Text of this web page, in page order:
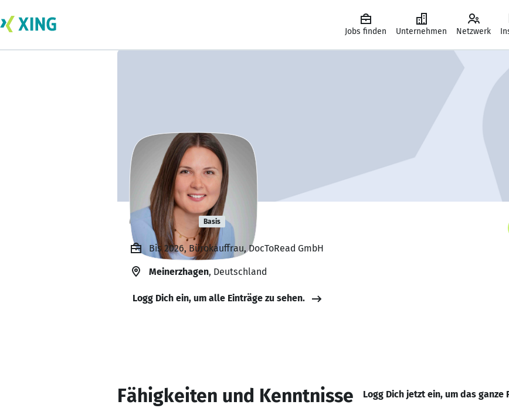
Jobs finden Unternehmen Netzwerk
Olga Birt Basis
Bis 2026, Bürokauffrau, DocToRead GmbH
Meinerzhagen, Deutschland
Logg Dich ein, um alle Einträge zu sehen.
Fähigkeiten und Kenntnisse Logg Dich jetzt ein, um das ganze